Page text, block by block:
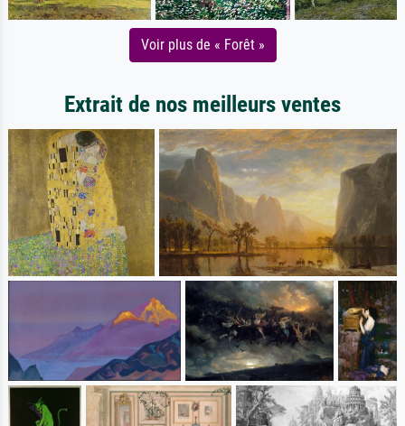
Voir plus de « Forêt »
Extrait de nos meilleurs ventes